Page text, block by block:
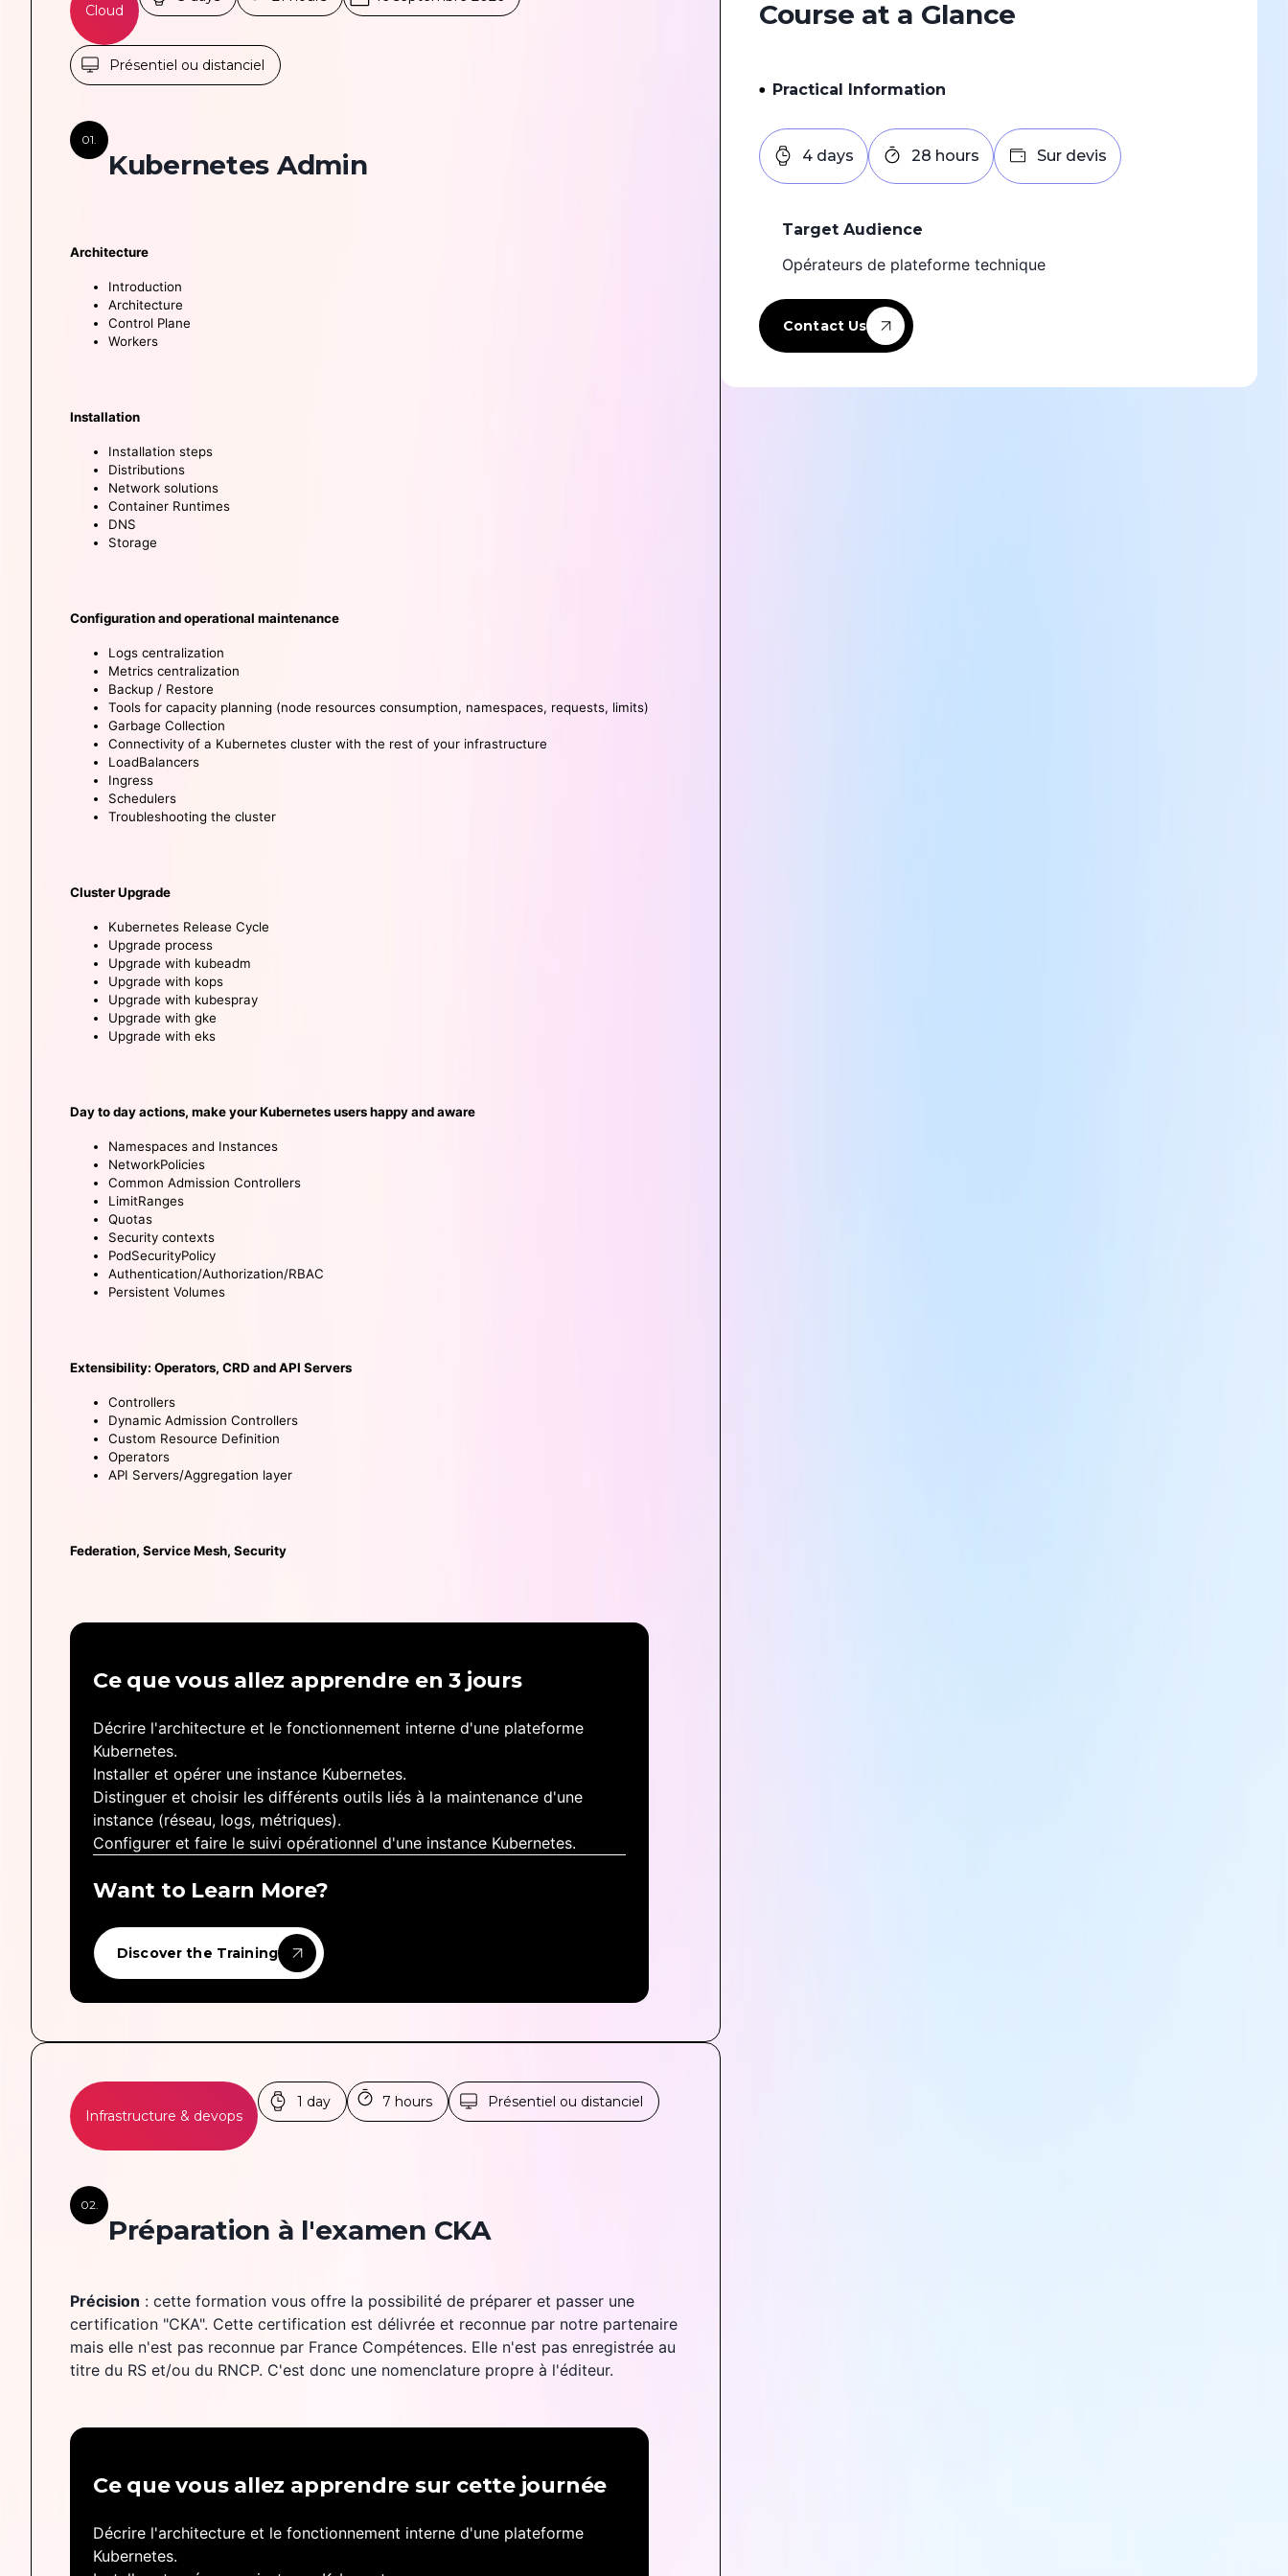
Cloud
Présentiel ou distanciel
01.
Kubernetes Admin
Architecture
Introduction
Architecture
Control Plane
Workers
Installation
Installation steps
Distributions
Network solutions
Container Runtimes
DNS
Storage
Configuration and operational maintenance
Logs centralization
Metrics centralization
Backup / Restore
Tools for capacity planning (node resources consumption, namespaces, requests, limits)
Garbage Collection
Connectivity of a Kubernetes cluster with the rest of your infrastructure
LoadBalancers
Ingress
Schedulers
Troubleshooting the cluster
Cluster Upgrade
Kubernetes Release Cycle
Upgrade process
Upgrade with kubeadm
Upgrade with kops
Upgrade with kubespray
Upgrade with gke
Upgrade with eks
Day to day actions, make your Kubernetes users happy and aware
Namespaces and Instances
NetworkPolicies
Common Admission Controllers
LimitRanges
Quotas
Security contexts
PodSecurityPolicy
Authentication/Authorization/RBAC
Persistent Volumes
Extensibility: Operators, CRD and API Servers
Controllers
Dynamic Admission Controllers
Custom Resource Definition
Operators
API Servers/Aggregation layer
Federation, Service Mesh, Security
Ce que vous allez apprendre en 3 jours
Décrire l'architecture et le fonctionnement interne d'une plateforme
Kubernetes.
Installer et opérer une instance Kubernetes.
Distinguer et choisir les différents outils liés à la maintenance d'une
instance (réseau, logs, métriques).
Configurer et faire le suivi opérationnel d'une instance Kubernetes.
Want to Learn More?
Discover the Training
Infrastructure & devops
1 day 7 hours Présentiel ou distanciel
02.
Préparation à l'examen CKA
Précision : cette formation vous offre la possibilité de préparer et passer une
certification "CKA". Cette certification est délivrée et reconnue par notre partenaire
mais elle n'est pas reconnue par France Compétences. Elle n'est pas enregistrée au
titre du RS et/ou du RNCP. C'est donc une nomenclature propre à l'éditeur.
Ce que vous allez apprendre sur cette journée
Décrire l'architecture et le fonctionnement interne d'une plateforme
Kubernetes.
Course at a Glance
Practical Information
4 days 28 hours Sur devis
Target Audience
Opérateurs de plateforme technique
Contact Us